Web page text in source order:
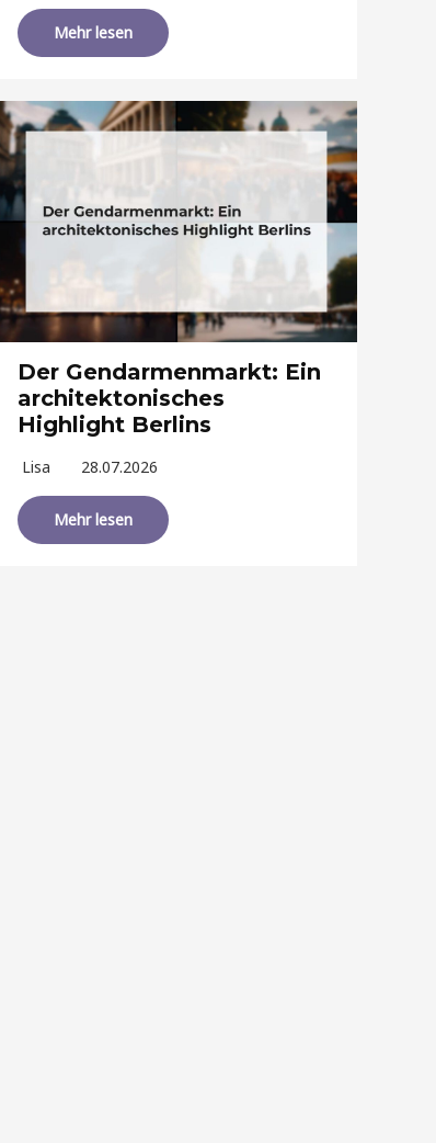
Mehr lesen
Der Gendarmenmarkt: Ein
architektonisches
Highlight Berlins
Lisa 28.07.2026
Mehr lesen